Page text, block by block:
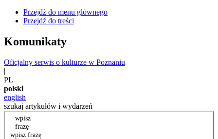
Przejdź do menu głównego
Przejdź do treści
Komunikaty
Oficjalny serwis o kulturze w Poznaniu
|
PL
polski
english
szukaj artykułów i wydarzeń
wpisz
frazę
wpisz frazę